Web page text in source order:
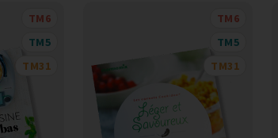
TM6
TM5
TM31
TM6
TM5
TM31